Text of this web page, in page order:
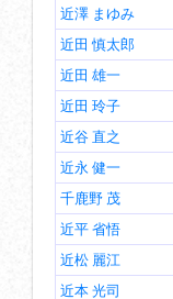
近澤 まゆみ
近田 慎太郎
近田 雄一
近田 玲子
近谷 直之
近永 健一
千鹿野 茂
近平 省悟
近松 麗江
近本 光司